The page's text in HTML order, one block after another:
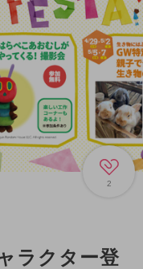
2
ラクター登